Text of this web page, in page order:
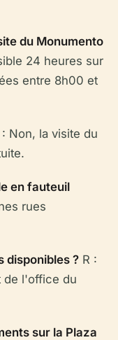
du Monumento
24 heures sur
entre 8h00 et
: Non, la visite du
en fauteuil
rues
disponibles ? R :
de l'office du
sur la Plaza